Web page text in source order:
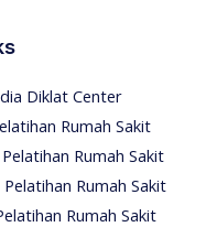
Diklat Center
Rumah Sakit
Rumah Sakit
Rumah Sakit
Rumah Sakit